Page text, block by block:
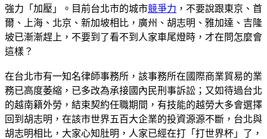
強力「加壓」。目前台北市的城市競爭力 ，不要說跟東京、首
爾、上海、北京、新加坡相比，廣州、胡志明、雅加達、吉隆
坡已漸漸趕上，不要到了看不到人家車尾燈時，才在問怎麼會
這樣？
在台北市有一知名律師事務所，該事務所在國際商業貿易的業
務已高度萎縮，已多改為承接國內民刑事訴訟；又如待過台北
的越南籍外勞，結束契約任職期間，有技能的越勞大多會選擇
回到胡志明，在該市世界五百大企業的投資源源不斷，台北與
胡志明相比，大家心知肚明，人家已經在打「打世界杯」了，